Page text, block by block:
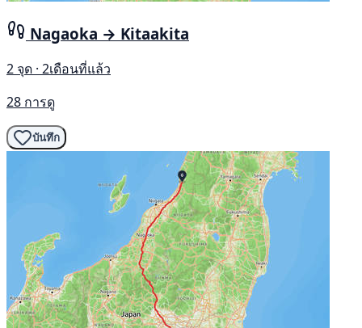
Nagaoka → Kitaakita
2 จุด · 2เดือนที่แล้ว
28 การดู
บันทึก